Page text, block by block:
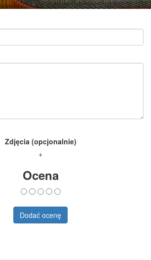
Zdjęcia (opcjonalnie)
+
Ocena
Dodać ocenę